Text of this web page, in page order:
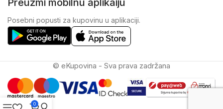
Posebni popusti za kupovinu u aplikaciji.
© eKupovina - Sva prava zadržana
0